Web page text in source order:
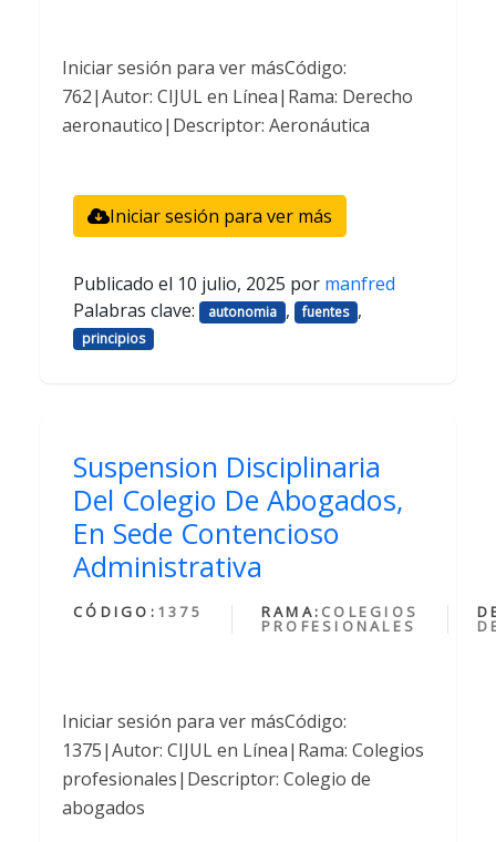
Iniciar sesión para ver másCódigo:
762|Autor: CIJUL en Línea|Rama: Derecho
aeronautico|Descriptor: Aeronáutica
Iniciar sesión para ver más
Publicado el 10 julio, 2025 por manfred
Palabras clave:
autonomia , fuentes ,
principios
Suspension Disciplinaria
Del Colegio De Abogados,
En Sede Contencioso
Administrativa
CÓDIGO: 1375 RAMA: COLEGIOS
PROFESIONALES
Iniciar sesión para ver másCódigo:
1375|Autor: CIJUL en Línea|Rama: Colegios
profesionales|Descriptor: Colegio de
abogados